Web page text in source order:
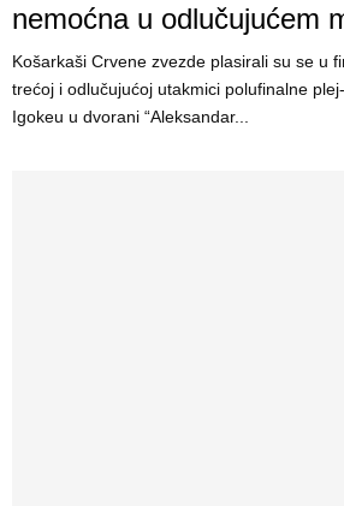
nemoćna u odlučujućem
Košarkaši Crvene zvezde plasirali su se u
trećoj i odlučujućoj utakmici polufinalne
Igokeu u dvorani “Aleksandar...